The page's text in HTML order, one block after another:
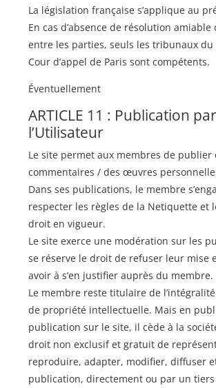
La législation française s’applique au
En cas d’absence de résolution amiable
entre les parties, seuls les tribunaux du
Cour d’appel de Paris sont compétents.
Éventuellement
ARTICLE 11 : Publication par
l’Utilisateur
Le site permet aux membres de publier
commentaires / des œuvres
Dans ses publications, le membre
respecter les règles de la Netiquette et
droit en vigueur.
Le site exerce une modération sur les
se réserve le droit de refuser leur mise
avoir à s’en justifier auprès du membre.
Le membre reste titulaire de
de propriété intellectuelle. Mais en
publication sur le site, il cède à la
droit non exclusif et gratuit de
reproduire, adapter, modifier, diffuser
publication, directement ou par un